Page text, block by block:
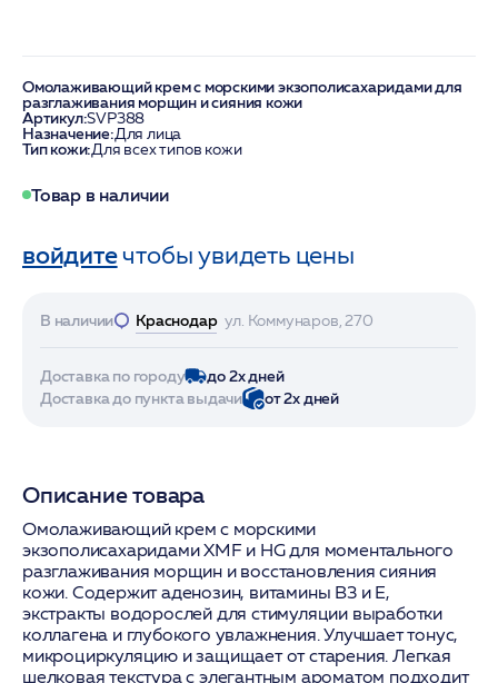
Омолаживающий крем с морскими экзополисахаридами для
разглаживания морщин и сияния кожи
Артикул:SVP388
Назначение:Для лица
Тип кожи:Для всех типов кожи
Товар в наличии
войдитечтобы увидеть цены
В наличии Краснодар ул. Коммунаров, 270
Доставка по городу
до 2х дней
Доставка до пункта выдачи
от 2х дней
Описание товара
Омолаживающий крем с морскими
экзополисахаридами XMF и HG для моментального
разглаживания морщин и восстановления сияния
кожи. Содержит аденозин, витамины B3 и E,
экстракты водорослей для стимуляции выработки
коллагена и глубокого увлажнения. Улучшает тонус,
микроциркуляцию и защищает от старения. Легкая
шелковая текстура с элегантным ароматом подходит